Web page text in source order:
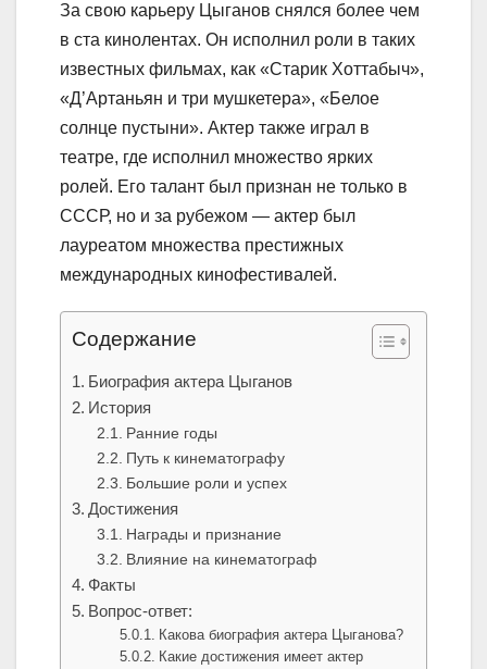
За свою карьеру Цыганов снялся более чем
в ста кинолентах. Он исполнил роли в таких
известных фильмах, как «Старик Хоттабыч»,
«Д’Артаньян и три мушкетера», «Белое
солнце пустыни». Актер также играл в
театре, где исполнил множество ярких
ролей. Его талант был признан не только в
СССР, но и за рубежом — актер был
лауреатом множества престижных
международных кинофестивалей.
Содержание
Биография актера Цыганов
История
Ранние годы
Путь к кинематографу
Большие роли и успех
Достижения
Награды и признание
Влияние на кинематограф
Факты
Вопрос-ответ:
Какова биография актера Цыганова?
Какие достижения имеет актер